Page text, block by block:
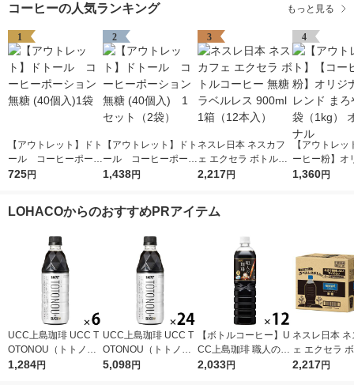
コーヒーの人気ランキング もっと見る
1
【アウトレット】ドト
ール コーヒーポーシ
ョン 無糖 (40個入)1袋
725円
2
【アウトレット】ドト
ール コーヒーポーシ
ョン 無糖 (40個入) 1
1,438円
3
ネスレ日本 ネスカフ
ェ エクセラ ボトルコ
ーヒー 無糖 ラベルレ
2,217円
4
【アウトレッ
ーヒー粉】オ
ブレンド ま
1,360円
LOHACOからのおすすめPRアイテム
UCC上島珈琲 UCC T
OTONOU（トトノ
ウ） by BLACK無糖 5
1,284円
UCC上島珈琲 UCC T
OTONOU（トトノ
ウ） by BLACK無糖 5
5,098円
【ボトルコーヒー】U
CC上島珈琲 職人の珈
琲 無糖 900ml 1箱（1
2,033円
ネスレ日本
ェ エクセラ
ーヒー 無糖
2,217円